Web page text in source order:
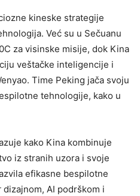
kineske strategije
Već su u Sečuanu
za visinske misije, dok Kina
veštačke inteligencije i
Time Peking jača svoju
tehnologije, kako u
kako Kina kombinuje
iz stranih uzora i svoje
efikasne bespilotne
dizajnom, AI podrškom i